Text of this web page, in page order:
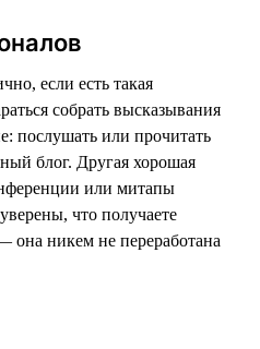
если есть такая
собрать высказывания
послушать или прочитать
блог. Другая хорошая
или митапы
что получаете
никем не переработана